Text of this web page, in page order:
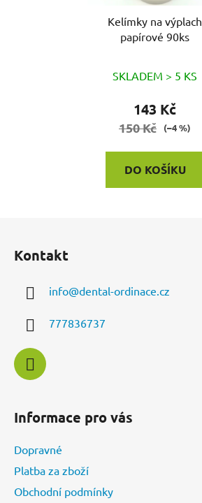
Kelímky na výplach
papírové 90ks
SKLADEM > 5 KS
143 Kč
150 Kč (–4 %)
DO KOŠÍKU
Kontakt
info@dental-ordinace.cz
777836737
Informace pro vás
Dopravné
Platba za zboží
Obchodní podmínky